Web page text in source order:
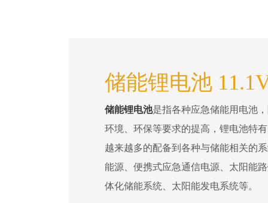
储能锂电池
储能锂电池是指各种应急储能用电池
环境、环保等要求的提高，锂电池特
越来越多的配备到各种与储能相关的
能源、便携式应急通信电源、太阳能
体化储能系统、太阳能发电系统等。